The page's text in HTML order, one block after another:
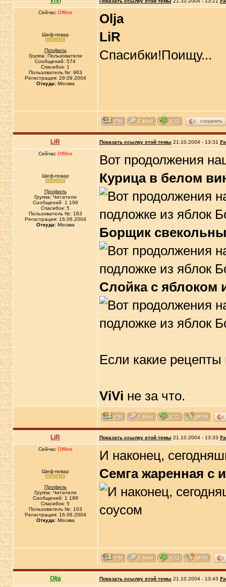
Сейчас Offline
Шеф-повар
Профиль
Группа: Пользователи
Сообщений: 574
Спасибок: 1
Пользователь №: 963
Регистрация: 29.09.2004
Откуда:Москва
Olja
LiR
Спасибки!Поищу...
сохранить
LiR Показать ссылку этой темы 21.10.2004 - 13:31
Сейчас Offline
Шеф-повар
Профиль
Группа: Читатели
Сообщений: 1 199
Спасибок: 5
Пользователь №: 163
Регистрация: 16.06.2004
Откуда:Москва
Вот продолжения
Курица в белом
Борщик
Слойка с яблоком
Если какие
ViVi не за что.
LiR Показать ссылку этой темы 21.10.2004 - 13:33
Сейчас Offline
Шеф-повар
Профиль
Группа: Читатели
Сообщений: 1 199
Спасибок: 5
Пользователь №: 163
Регистрация: 16.06.2004
Откуда:Москва
И наконец,
Семга жаренная с
Olja Показать ссылку этой темы 21.10.2004 - 13:43